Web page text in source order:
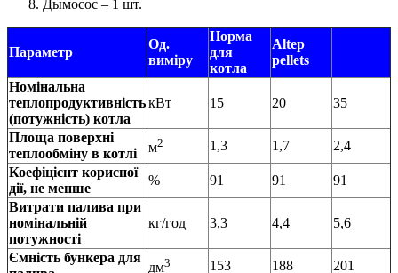
Дымосос – 1 шт.
Параметр
Од.
виміру
Норма
для
котла
Altep
pellets
Номінальна
теплопродуктивність
(потужність) котла
кВт 15 20 35
Площа поверхні
теплообміну в котлі
м2 1,3 1,7
2,4
Коефіцієнт корисної
дії, не менше
% 91 91
91
Витрати палива при
номінальній
потужності
кг/год 3,3 4,4 5,6
Ємність бункера для
дм3 153 188
201